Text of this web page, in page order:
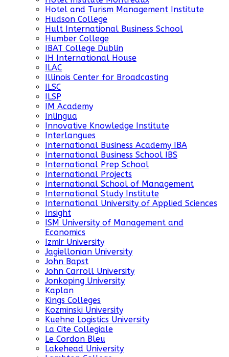
Hotel and Turism Management Institute
Hudson College
Hult International Business School
Humber College
IBAT College Dublin
IH International House
ILAC
Illinois Center for Broadcasting
ILSC
ILSP
IM Academy
Inlingua
Innovative Knowledge Institute
Interlangues
International Business Academy IBA
International Business School IBS
International Prep School
International Projects
International School of Management
International Study Institute
International University of Applied Sciences
Insight
ISM University of Management and
Economics
Izmir University
Jagiellonian University
John Bapst
John Carroll University
Jonkoping University
Kaplan
Kings Colleges
Kozminski University
Kuehne Logistics University
La Cite Collegiale
Le Cordon Bleu
Lakehead University